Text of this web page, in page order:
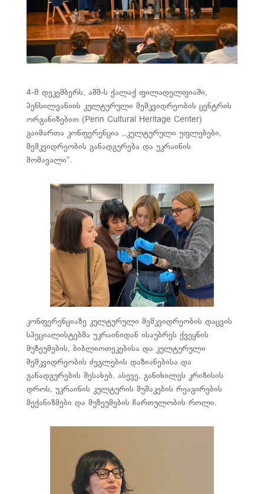
4-8 დეკემბერს, აშშ-ს ქალაქ ფილადელფიაში,
პენსილვანიის კულტურული მემკვიდრეობის ცენტრის
ორგანიზებით (Penn Cultural Heritage Center)
გაიმართა კონფერენცია ,,კულტურული უფლებები,
მემკვიდრეობის განადგურება და უკრაინის
მომავალი”.
კონფერენციაზე კულტურული მემკვიდრეობის დაცვის
სპეციალისტებმა უკრაინიდან ისაუბრეს ქვეყნის
მუზეუმების, ბიბლიოთეკებისა და კულტურული
მემკვიდრეობის ძეგლების დაზიანებისა და
განადგურების შესახებ. ასევე, განიხილეს კრიზისის
დროს, უკრაინის კულტურის მუშაკების რეაგირების
მექანიზმები და მუზეუმების ჩართულობის როლი.